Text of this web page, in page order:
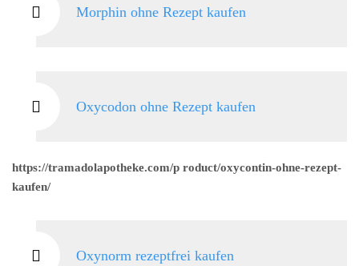
Morphin ohne Rezept kaufen
Oxycodon ohne Rezept kaufen
https://tramadolapotheke.com/p roduct/oxycontin-ohne-rezept-
kaufen/
Oxynorm rezeptfrei kaufen